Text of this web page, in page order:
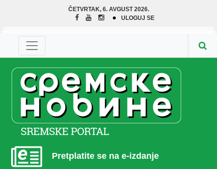
ČETVRTAK, 6. AVGUST 2026.
ULOGUJ SE
Pretplatite se na e-izdanje